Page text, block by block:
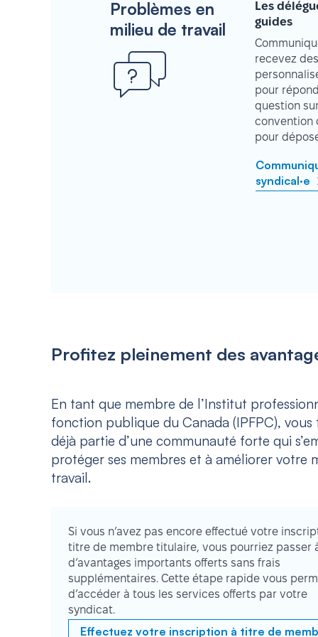
Problèmes en
milieu de travail
Les
guides
recevez
pour
question
convention
pour
syndical·e
Profitez pleinement des
En tant que membre de l’Institut
fonction publique du Canada (IPFPC), vous
déjà partie d’une communauté forte qui
protéger ses membres et à améliorer votre
travail.
Si vous n’avez pas encore effectué votre
titre de membre titulaire, vous pourriez passer
d’avantages importants offerts sans frais
supplémentaires. Cette étape rapide vous
d’accéder à tous les services offerts par votre
syndicat.
Effectuez votre inscription à titre de